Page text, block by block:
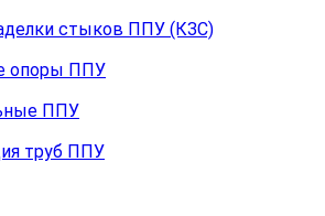
стыков ППУ (КЗС)
опоры ППУ
ППУ
труб ППУ